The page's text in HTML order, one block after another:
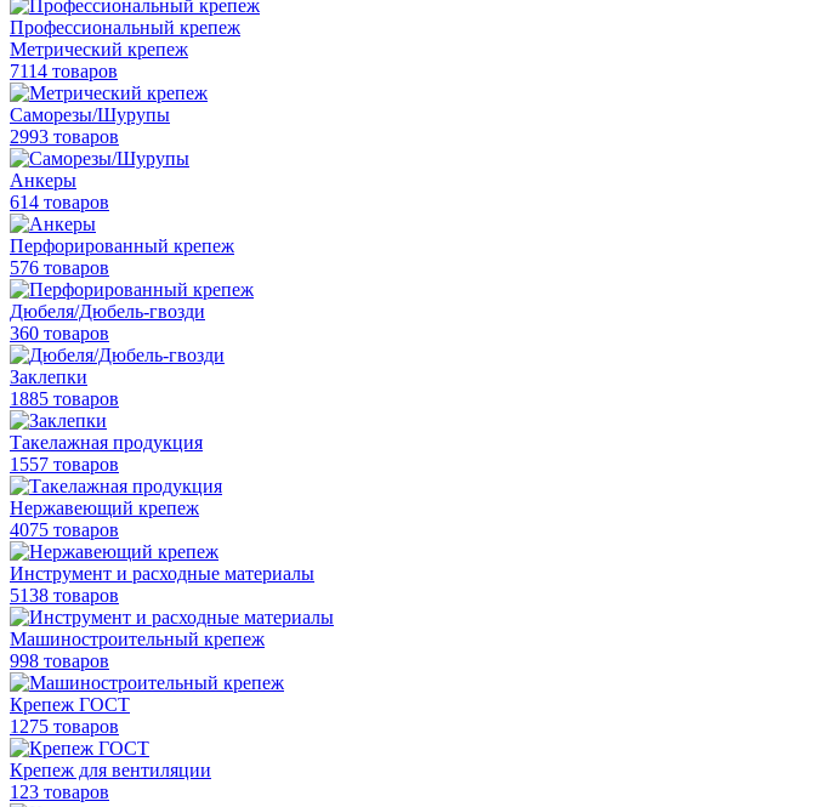
Профессиональный крепеж
Метрический крепеж
7114 товаров
Саморезы/Шурупы
2993 товаров
Анкеры
614 товаров
Перфорированный крепеж
576 товаров
Дюбеля/Дюбель-гвозди
360 товаров
Заклепки
1885 товаров
Такелажная продукция
1557 товаров
Нержавеющий крепеж
4075 товаров
Инструмент и расходные материалы
5138 товаров
Машиностроительный крепеж
998 товаров
Крепеж ГОСТ
1275 товаров
Крепеж для вентиляции
123 товаров